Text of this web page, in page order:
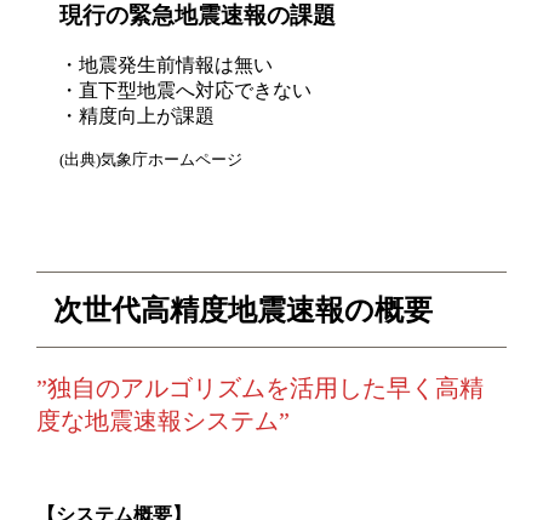
現行の緊急地震速報の課題
・地震発生前情報は無い
・直下型地震へ対応できない
・精度向上が課題
(出典)気象庁ホームページ
次世代高精度地震速報の概要
”独自のアルゴリズムを活用した早く高精
度な地震速報システム”
【システム概要】